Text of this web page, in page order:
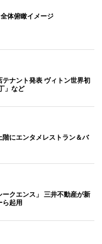
体俯瞰イメージ
テナント発表 ヴィトン世界初
」など
にエンタメレストラン＆バ
クエンス」 三井不動産が新
ら起用